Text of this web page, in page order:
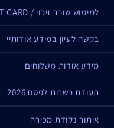
למימוש שובר זיכוי / GIFT CARD
בקשה לעיון במידע אודותיי
מידע אודות משלוחים
תעודת כשרות לפסח 2026
איתור נקודת מכירה